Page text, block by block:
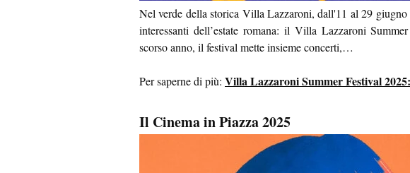
Nel verde della storica Villa Lazzaroni, dall'11 al 29
interessanti dell’estate romana: il Villa Lazzaroni
scorso anno, il festival mette insieme concerti,…
Per saperne di più: Villa Lazzaroni Summer Festival
Il Cinema in Piazza 2025